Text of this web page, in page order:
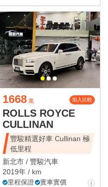
1668 萬 加入比較
ROLLS ROYCE
CULLINAN
豐駿精選好車 Cullinan 極
低里程
新北市 / 豐駿汽車
2019年 / km
里程保證
實車實價